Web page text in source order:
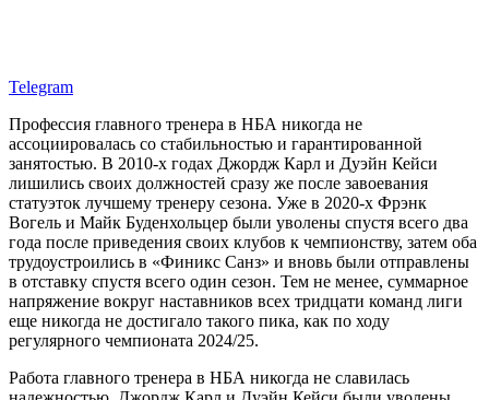
Telegram
Профессия главного тренера в НБА никогда не
ассоциировалась со стабильностью и гарантированной
занятостью. В 2010-х годах Джордж Карл и Дуэйн Кейси
лишились своих должностей сразу же после завоевания
статуэток лучшему тренеру сезона. Уже в 2020-х Фрэнк
Вогель и Майк Буденхольцер были уволены спустя всего два
года после приведения своих клубов к чемпионству, затем оба
трудоустроились в «Финикс Санз» и вновь были отправлены
в отставку спустя всего один сезон. Тем не менее, суммарное
напряжение вокруг наставников всех тридцати команд лиги
еще никогда не достигало такого пика, как по ходу
регулярного чемпионата 2024/25.
Работа главного тренера в НБА никогда не славилась